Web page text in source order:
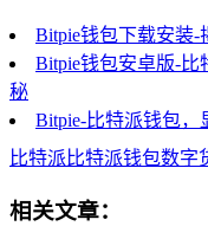
Bitpie钱包下载安装-
Bitpie钱包安卓版-
秘
Bitpie-比特派钱包，
比特派 比特派钱包数字
相关文章：